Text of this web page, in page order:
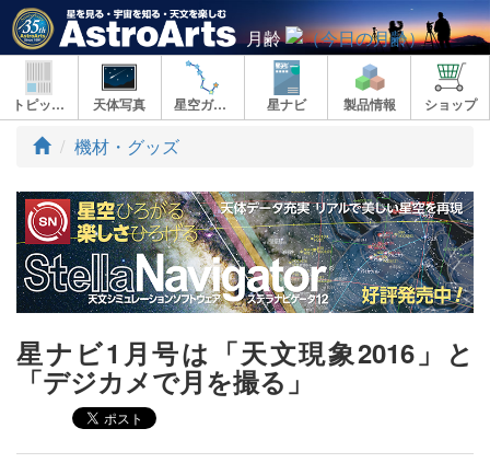
月齢
トピックス 天体写真 星空ガイド 星ナビ 製品情報 ショップ
ト
プ
機材・グッズ
星ナビ1月号は「天文現象2016」と
「デジカメで月を撮る」